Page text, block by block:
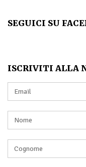
SEGUICI SU
ISCRIVITI ALLA